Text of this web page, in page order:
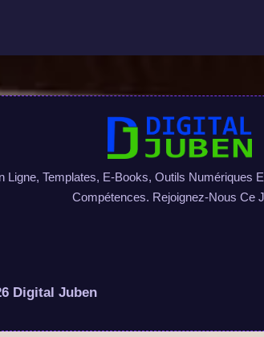
Templates, E-Books, Outils Numériques
Compétences. Rejoignez-Nous Ce
Digital Juben